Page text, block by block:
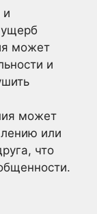
и
может
и
может
или
что